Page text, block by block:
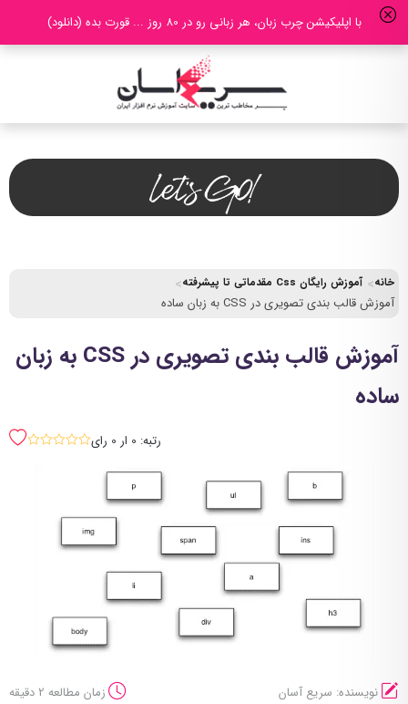
با اپلیکیشن چرب زبان، هر زبانی رو در 80 روز ... قورت بده (دانلود)
خانه آموزش رایگان Css مقدماتی تا پیشرفته
آموزش قالب بندی تصویری در CSS به زبان ساده
آموزش قالب بندی تصویری در CSS به زبان
ساده
رتبه: 0 ار 0 رای sssss
نویسنده: سریع آسان
زمان مطالعه 2 دقیقه